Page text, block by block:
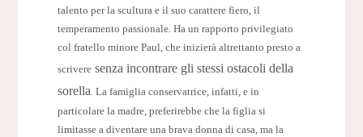
talento per la scultura e il suo carattere fiero, il
temperamento passionale. Ha un rapporto privilegiato
col fratello minore Paul, che inizierà altrettanto presto a
scrivere senza incontrare gli stessi ostacoli della
sorella. La famiglia conservatrice, infatti, e in
particolare la madre, preferirebbe che la figlia si
limitasse a diventare una brava donna di casa, ma la